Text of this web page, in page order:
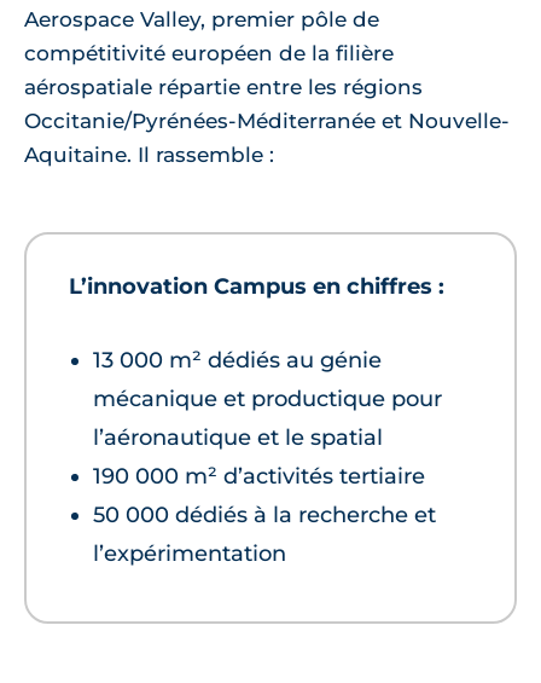
Aerospace Valley, premier pôle de
compétitivité européen de la filière
aérospatiale répartie entre les régions
Occitanie/Pyrénées-Méditerranée et Nouvelle-
Aquitaine. Il rassemble :
L’innovation Campus en chiffres :
13 000 m² dédiés au génie
mécanique et productique pour
l’aéronautique et le spatial
190 000 m² d’activités tertiaire
50 000 dédiés à la recherche et
l’expérimentation